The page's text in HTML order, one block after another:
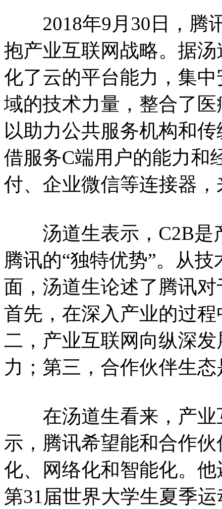
2018年9月30日，腾
抱产业互联网战略。据
化了云的平台能力，集
域的技术力量，整合了
以助力公共服务机构和
借服务C端用户的能力和
付、企业微信等连接器
汤道生表示，C2B是
腾讯的“独特优势”。从
面，汤道生论述了腾讯
首先，在深入产业的过
二，产业互联网向纵深
力；第三，合作伙伴生
在汤道生看来，产业
示，腾讯希望能和合作
化、网络化和智能化。
第31届世界大学生夏季